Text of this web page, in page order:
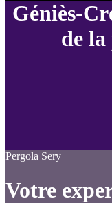
Géniès-
de la
Pergola Sery
Votre